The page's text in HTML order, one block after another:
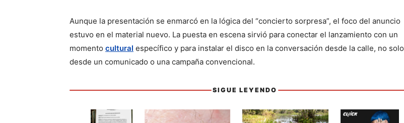
Aunque la presentación se enmarcó en la lógica del “concierto sorpresa”, el foco del anuncio
estuvo en el material nuevo. La puesta en escena sirvió para conectar el lanzamiento con un
momento cultural específico y para instalar el disco en la conversación desde la calle, no solo
desde un comunicado o una campaña convencional.
SIGUE LEYENDO
Sigue leyendo